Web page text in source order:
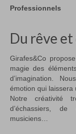
Professionnels
Du rêve
Girafes&Co
magie des
d’imagination.
émotion qui laissera
Notre créativité
d’échassiers,
musiciens…